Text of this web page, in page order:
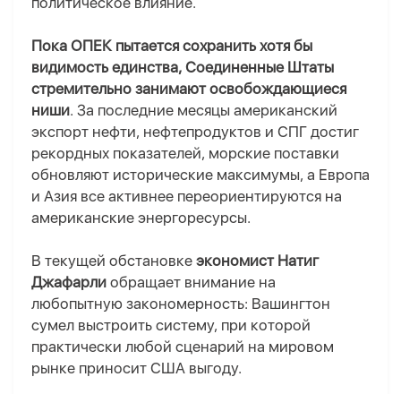
Пока ОПЕК пытается сохранить хотя бы
видимость единства, Соединенные Штаты
стремительно занимают освобождающиеся
ниши. За последние месяцы американский
экспорт нефти, нефтепродуктов и СПГ достиг
рекордных показателей, морские поставки
обновляют исторические максимумы, а Европа
и Азия все активнее переориентируются на
американские энергоресурсы.
В текущей обстановке экономист Натиг
Джафарли обращает внимание на
любопытную закономерность: Вашингтон
сумел выстроить систему, при которой
практически любой сценарий на мировом
рынке приносит США выгоду.